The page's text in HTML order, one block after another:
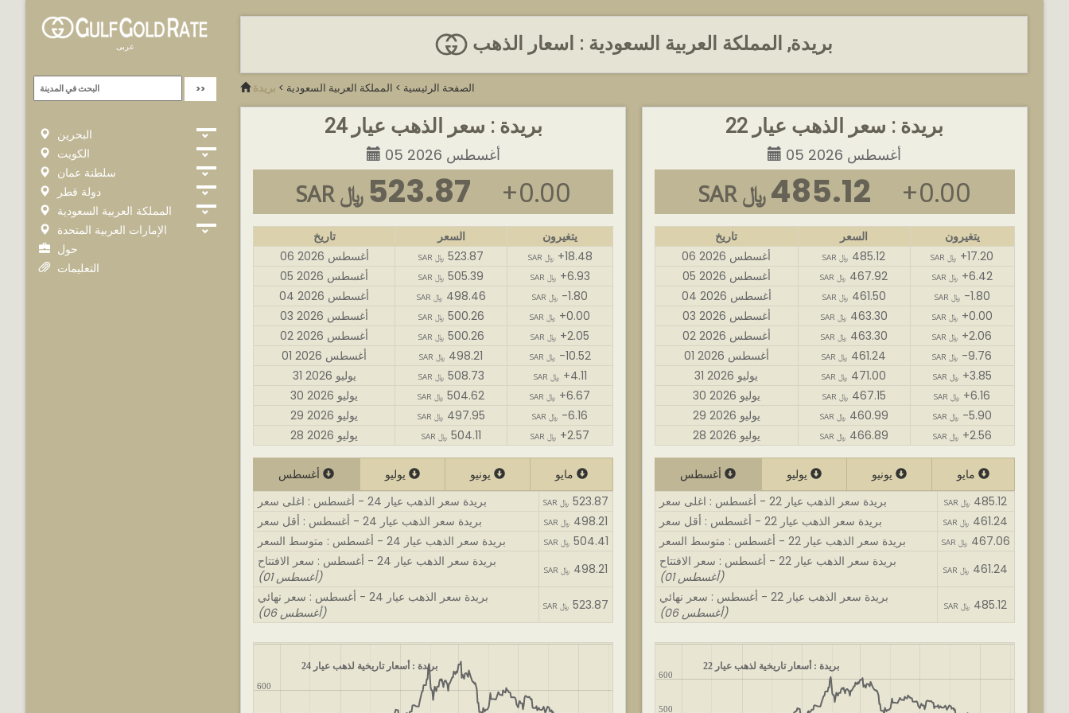
عربى
البحرين
الكويت
سلطنة عمان
دولة قطر
المملكة العربية السعودية
الإمارات العربية المتحدة
حول
التعليمات
بريدة, المملكة العربية السعودية : اسعار الذهب
الصفحة الرئيسية > المملكة العربية السعودية > بريدة
بريدة : سعر الذهب عيار 24
05 أغسطس 2026
SAR ﷼ 523.87 +0.00
تاريخ السعر
يتغيرون
06 أغسطس 2026
SAR ﷼ 523.87 SAR ﷼ +18.48
05 أغسطس 2026
SAR ﷼ 505.39 SAR ﷼ +6.93
04 أغسطس 2026
SAR ﷼ 498.46 SAR ﷼ -1.80
03 أغسطس 2026
SAR ﷼ 500.26 SAR ﷼ +0.00
02 أغسطس 2026
SAR ﷼ 500.26 SAR ﷼ +2.05
01 أغسطس 2026
SAR ﷼ 498.21 SAR ﷼ -10.52
31 يوليو 2026
SAR ﷼ 508.73 SAR ﷼ +4.11
30 يوليو 2026
SAR ﷼ 504.62 SAR ﷼ +6.67
29 يوليو 2026
SAR ﷼ 497.95 SAR ﷼ -6.16
28 يوليو 2026
SAR ﷼ 504.11 SAR ﷼ +2.57
بريدة سعر الذهب عيار 24 - أغسطس : اغلى سعر
SAR ﷼ 523.87
بريدة سعر الذهب عيار 24 - أغسطس : أقل سعر
SAR ﷼ 498.21
بريدة سعر الذهب عيار 24 - أغسطس : متوسط السعر
SAR ﷼ 504.41
بريدة سعر الذهب عيار 24 - أغسطس : سعر الافتتاح
(01 أغسطس)
SAR ﷼ 498.21
بريدة سعر الذهب عيار 24 - أغسطس : سعر نهائي
(06 أغسطس)
SAR ﷼ 523.87
بريدة : أسعار تاريخية لذهب عيار 24
600
بريدة : سعر الذهب عيار 22
05 أغسطس 2026
SAR ﷼485.12 +0.00
تاريخ السعر
يتغيرون
06 أغسطس 2026
SAR ﷼ 485.12 SAR ﷼ +17.20
05 أغسطس 2026
SAR ﷼ 467.92 SAR ﷼ +6.42
04 أغسطس 2026
SAR ﷼ 461.50 SAR ﷼ -1.80
03 أغسطس 2026
SAR ﷼ 463.30 SAR ﷼ +0.00
02 أغسطس 2026
SAR ﷼ 463.30 SAR ﷼ +2.06
01 أغسطس 2026
SAR ﷼ 461.24 SAR ﷼ -9.76
31 يوليو 2026
SAR ﷼ 471.00 SAR ﷼ +3.85
30 يوليو 2026
SAR ﷼ 467.15 SAR ﷼ +6.16
29 يوليو 2026
SAR ﷼ 460.99 SAR ﷼ -5.90
28 يوليو 2026
SAR ﷼ 466.89 SAR ﷼ +2.56
بريدة سعر الذهب عيار 22 - أغسطس : اغلى سعر
SAR ﷼ 485.12
بريدة سعر الذهب عيار 22 - أغسطس : أقل سعر
SAR ﷼ 461.24
بريدة سعر الذهب عيار 22 - أغسطس : متوسط السعر
SAR ﷼ 467.06
بريدة سعر الذهب عيار 22 - أغسطس : سعر الافتتاح
(01 أغسطس)
SAR ﷼ 461.24
بريدة سعر الذهب عيار 22 - أغسطس : سعر نهائي
(06 أغسطس)
SAR ﷼ 485.12
بريدة : أسعار تاريخية لذهب عيار 22
500
600